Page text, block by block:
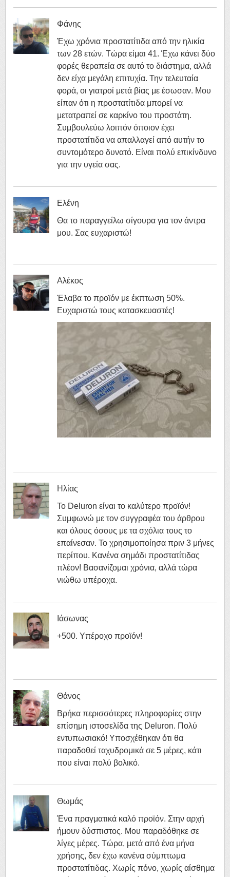
Φάνης
Έχω χρόνια προστατίτιδα από την ηλικία
των 28 ετών. Τώρα είμαι 41. Έχω κάνει δύο
φορές θεραπεία σε αυτό το διάστημα, αλλά
δεν είχα μεγάλη επιτυχία. Την τελευταία
φορά, οι γιατροί μετά βίας με έσωσαν. Μου
είπαν ότι η προστατίτιδα μπορεί να
μετατραπεί σε καρκίνο του προστάτη.
Συμβουλεύω λοιπόν όποιον έχει
προστατίτιδα να απαλλαγεί από αυτήν το
συντομότερο δυνατό. Είναι πολύ επικίνδυνο
για την υγεία σας.
Ελένη
Θα το παραγγείλω σίγουρα για τον άντρα
μου. Σας ευχαριστώ!
Αλέκος
Έλαβα το προϊόν με έκπτωση 50%.
Ευχαριστώ τους κατασκευαστές!
Ηλίας
Το Deluron είναι το καλύτερο προϊόν!
Συμφωνώ με τον συγγραφέα του άρθρου
και όλους όσους με τα σχόλια τους το
επαίνεσαν. Το χρησιμοποίησα πριν 3 μήνες
περίπου. Κανένα σημάδι προστατίτιδας
πλέον! Βασανίζομαι χρόνια, αλλά τώρα
νιώθω υπέροχα.
Ιάσωνας
+500. Υπέροχο προϊόν!
Θάνος
Βρήκα περισσότερες πληροφορίες στην
επίσημη ιστοσελίδα της Deluron. Πολύ
εντυπωσιακό! Υποσχέθηκαν ότι θα
παραδοθεί ταχυδρομικά σε 5 μέρες, κάτι
που είναι πολύ βολικό.
Θωμάς
Ένα πραγματικά καλό προϊόν. Στην αρχή
ήμουν δύσπιστος. Μου παραδόθηκε σε
λίγες μέρες. Τώρα, μετά από ένα μήνα
χρήσης, δεν έχω κανένα σύμπτωμα
προστατίτιδας. Χωρίς πόνο, χωρίς αίσθημα